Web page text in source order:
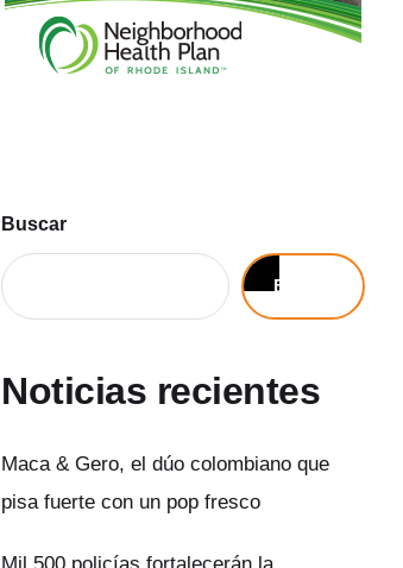
Buscar
Buscar
Noticias recientes
Maca & Gero, el dúo colombiano que
pisa fuerte con un pop fresco